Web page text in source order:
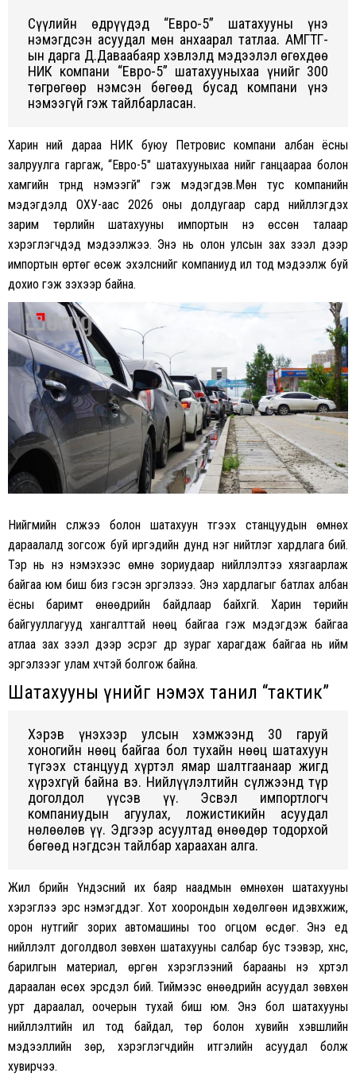
Сүүлийн өдрүүдэд “Евро-5” шатахууны үнэ
нэмэгдсэн асуудал мөн анхаарал татлаа. АМГТГ-
ын дарга Д.Даваабаяр хэвлэлд мэдээлэл өгөхдөө
НИК компани “Евро-5” шатахууныхаа үнийг 300
төгрөгөөр нэмсэн бөгөөд бусад компани үнэ
нэмээгүй гэж тайлбарласан.
Харин үүний дараа НИК буюу Петровис компани албан ёсны
залруулга гаргаж, “Евро-5″ шатахууныхаа үнийг ганцаараа болон
хамгийн түрүүнд нэмээгүй” гэж мэдэгдэв.Мөн тус компанийн
мэдэгдэлд ОХУ-аас 2026 оны долдугаар сард нийлүүлэгдэх
зарим төрлийн шатахууны импортын үнэ өссөн талаар
хэрэглэгчдэд мэдээлжээ. Энэ нь олон улсын зах зээл дээр
импортын өртөг өсөж эхэлснийг компаниуд ил тод мэдээлж буй
дохио гэж үзэхээр байна.
Нийгмийн сүлжээ болон шатахуун түгээх станцуудын өмнөх
дараалалд зогсож буй иргэдийн дунд нэг нийтлэг хардлага бий.
Тэр нь үнэ нэмэхээс өмнө зориудаар нийлүүлэлтээ хязгаарлаж
байгаа юм биш биз гэсэн эргэлзээ. Энэ хардлагыг батлах албан
ёсны баримт өнөөдрийн байдлаар байхгүй. Харин төрийн
байгууллагууд хангалттай нөөц байгаа гэж мэдэгдэж байгаа
атлаа зах зээл дээр эсрэг дүр зураг харагдаж байгаа нь ийм
эргэлзээг улам хүчтэй болгож байна.
Шатахууны үнийг нэмэх танил “тактик”
Хэрэв үнэхээр улсын хэмжээнд 30 гаруй
хоногийн нөөц байгаа бол тухайн нөөц шатахуун
түгээх станцууд хүртэл ямар шалтгаанаар жигд
хүрэхгүй байна вэ. Нийлүүлэлтийн сүлжээнд түр
доголдол үүсэв үү. Эсвэл импортлогч
компаниудын агуулах, ложистикийн асуудал
нөлөөлөв үү. Эдгээр асуултад өнөөдөр тодорхой
бөгөөд нэгдсэн тайлбар хараахан алга.
Жил бүрийн Үндэсний их баяр наадмын өмнөхөн шатахууны
хэрэглээ эрс нэмэгддэг. Хот хоорондын хөдөлгөөн идэвхжиж,
орон нутгийг зорих автомашины тоо огцом өсдөг. Энэ үед
нийлүүлэлт доголдвол зөвхөн шатахууны салбар бус тээвэр, хүнс,
барилгын материал, өргөн хэрэглээний барааны үнэ хүртэл
дараалан өсөх эрсдэл бий. Тиймээс өнөөдрийн асуудал зөвхөн
урт дараалал, оочерын тухай биш юм. Энэ бол шатахууны
нийлүүлэлтийн ил тод байдал, төр болон хувийн хэвшлийн
мэдээллийн зөрүү, хэрэглэгчдийн итгэлийн асуудал болж
хувирчээ.